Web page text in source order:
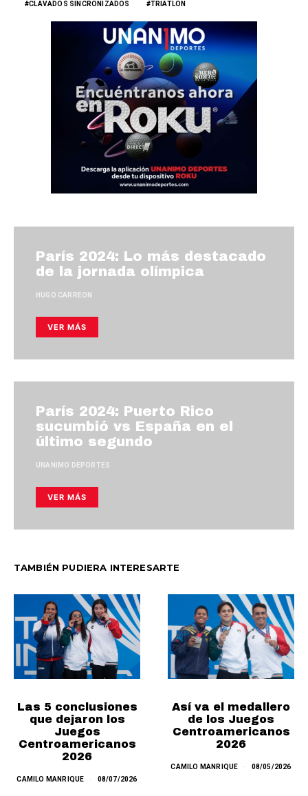
CLAVADOS SINCRONIZADOS TRIATLON
París 2024: Lo más destacado
de la jornada olímpica
HUGO CARREON
VER MÁS
París 2024: Puerto Rico
sucumbió vs España en el
último segundo
UNANIMO DEPORTES
VER MÁS
TAMBIÉN PUDIERA INTERESARTE
Las 5 conclusiones
que dejaron los
Juegos
Centroamericanos
2026
CAMILO MANRIQUE 08/07/2026
Así va el medallero
de los Juegos
Centroamericanos
2026
CAMILO MANRIQUE 08/05/2026